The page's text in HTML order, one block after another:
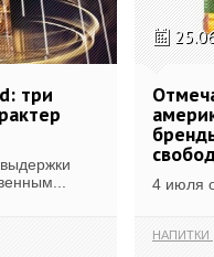
три
4 июля
НАПИТКИ